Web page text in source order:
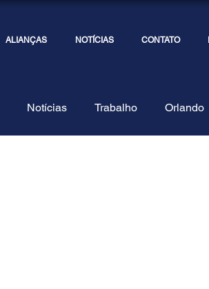
ALIANÇAS NOTÍCIAS CONTATO
Notícias Trabalho Orlando